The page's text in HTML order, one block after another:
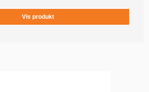
Vis produkt